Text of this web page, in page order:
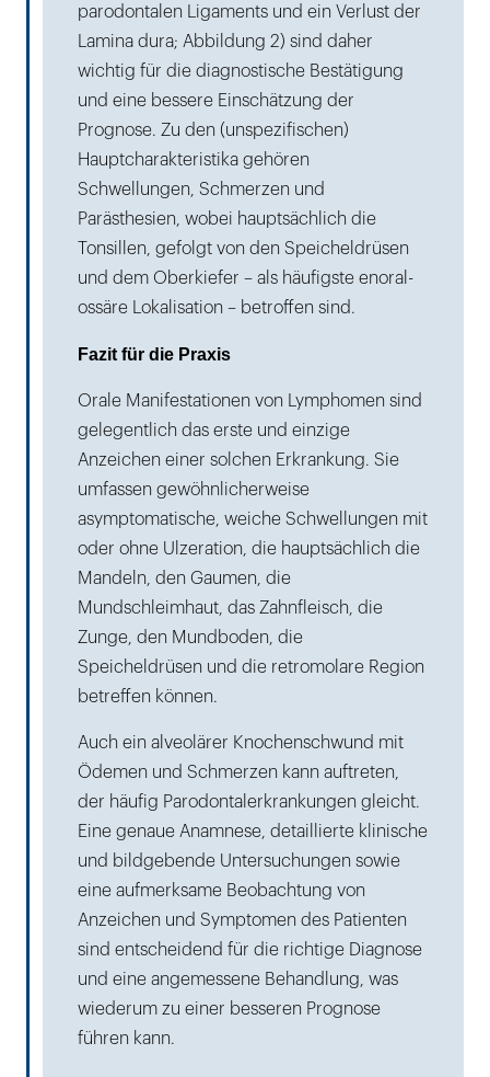
parodontalen Ligaments und ein Verlust der
Lamina dura; Abbildung 2) sind daher
wichtig für die diagnostische Bestätigung
und eine bessere Einschätzung der
Prognose. Zu den (unspezifischen)
Hauptcharakteristika gehören
Schwellungen, Schmerzen und
Parästhesien, wobei hauptsächlich die
Tonsillen, gefolgt von den Speicheldrüsen
und dem Oberkiefer – als häufigste enoral-
ossäre Lokalisation – betroffen sind.
Fazit für die Praxis
Orale Manifestationen von Lymphomen sind
gelegentlich das erste und einzige
Anzeichen einer solchen Erkrankung. Sie
umfassen gewöhnlicherweise
asymptomatische, weiche Schwellungen mit
oder ohne Ulzeration, die hauptsächlich die
Mandeln, den Gaumen, die
Mundschleimhaut, das Zahnfleisch, die
Zunge, den Mundboden, die
Speicheldrüsen und die retromolare Region
betreffen können.
Auch ein alveolärer Knochenschwund mit
Ödemen und Schmerzen kann auftreten,
der häufig Parodontalerkrankungen gleicht.
Eine genaue Anamnese, detaillierte klinische
und bildgebende Untersuchungen sowie
eine aufmerksame Beobachtung von
Anzeichen und Symptomen des Patienten
sind entscheidend für die richtige Diagnose
und eine angemessene Behandlung, was
wiederum zu einer besseren Prognose
führen kann.